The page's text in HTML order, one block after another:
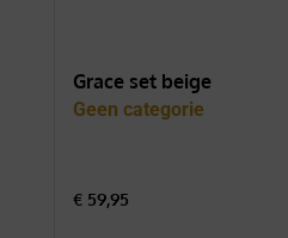
Grace set beige
Geen categorie
€ 59,95